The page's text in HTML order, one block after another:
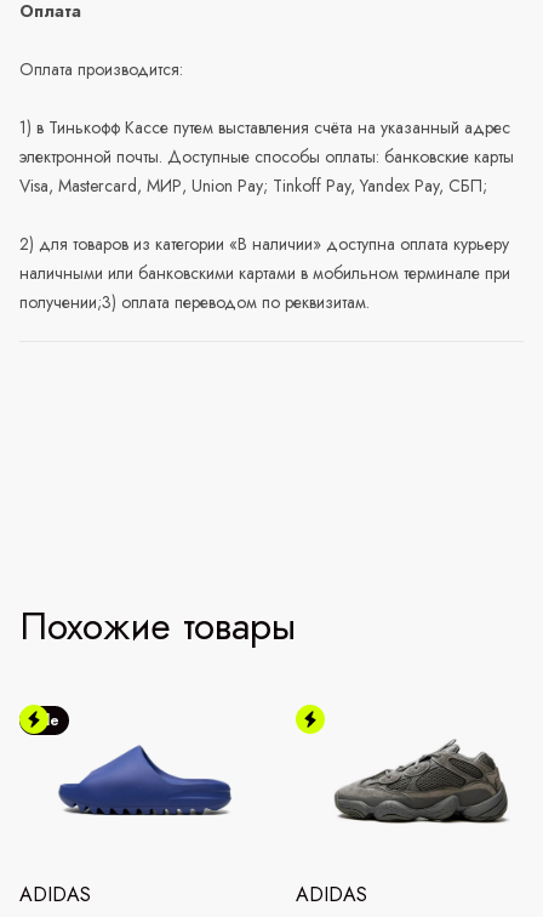
Оплата
Оплата производится:
1) в Тинькофф Кассе путем выставления счёта на указанный адрес
электронной почты. Доступные способы оплаты: банковские карты
Visa, Mastercard, МИР, Union Pay; Tinkoff Pay, Yandex Pay, СБП;
2) для товаров из категории «В наличии» доступна оплата курьеру
наличными или банковскими картами в мобильном терминале при
получении;3) оплата переводом по реквизитам.
Похожие товары
Sale
ADIDAS ADIDAS